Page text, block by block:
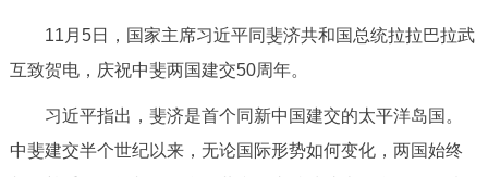
政策兑现 政策解读 回应关切
决策公开 专题公开
政务服务
11月5日，国家主席习近平同斐济共和国总统拉拉巴拉武
互致贺电，庆祝中斐两国建交50周年。
习近平指出，斐济是首个同新中国建交的太平洋岛国。
中斐建交半个世纪以来，无论国际形势如何变化，两国始终